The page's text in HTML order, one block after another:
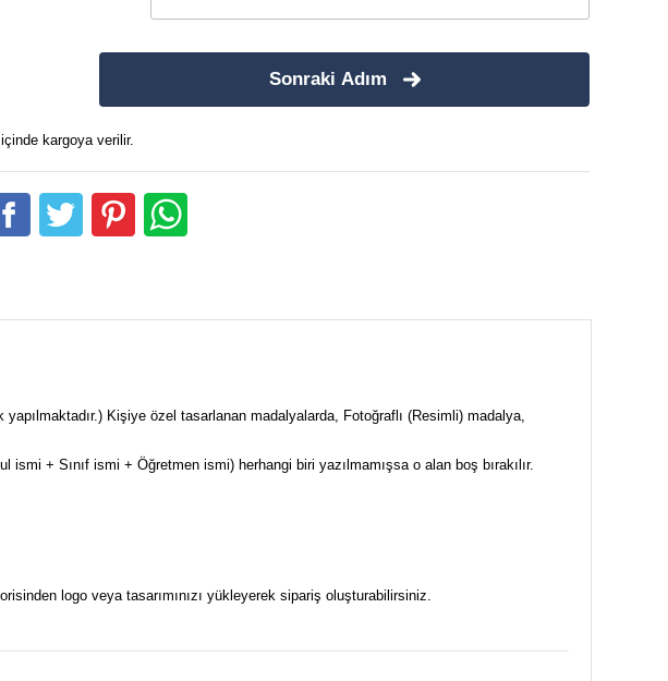
Sonraki Adım
içinde kargoya verilir.
Kişiye özel tasarlanan madalyalarda, Fotoğraflı (Resimli) madalya,
+ Sınıf ismi + Öğretmen ismi) herhangi biri yazılmamışsa o alan boş bırakılır.
logo veya tasarımınızı yükleyerek sipariş oluşturabilirsiniz.